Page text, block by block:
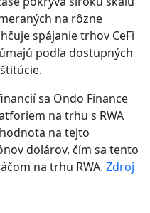
na rôzne
spájanie trhov CeFi
podľa dostupných
sa Ondo Finance
na trhu s RWA
na tejto
dolárov, čím sa tento
na trhu RWA. Zdroj